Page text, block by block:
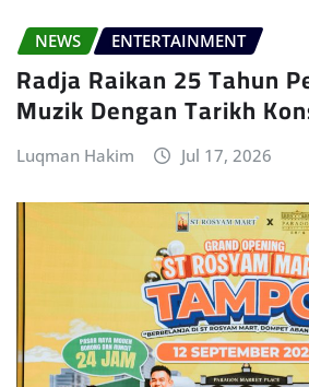
NEWS ENTERTAINMENT
Radja Raikan 25 Tahun
Muzik Dengan Tarikh
Luqman Hakim Jul 17, 2026